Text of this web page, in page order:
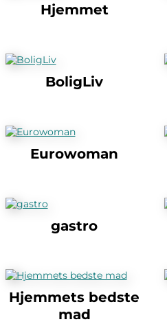
Hjemmet
BoligLiv
Eurowoman
gastro
Hjemmets bedste
mad